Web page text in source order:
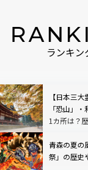
ランキン
【日本三
「恐山」
1カ所は？
青森の夏の
祭」の歴史